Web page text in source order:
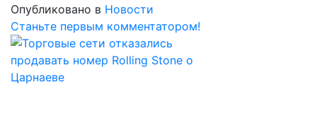
Опубликовано в Новости
Станьте первым комментатором!